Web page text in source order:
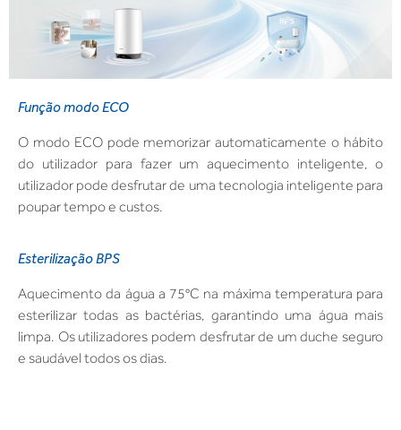
Função modo ECO
O modo ECO pode memorizar automaticamente o hábito
do utilizador para fazer um aquecimento inteligente, o
utilizador pode desfrutar de uma tecnologia inteligente para
poupar tempo e custos.
Esterilização BPS
Aquecimento da água a 75°C na máxima temperatura para
esterilizar todas as bactérias, garantindo uma água mais
limpa. Os utilizadores podem desfrutar de um duche seguro
e saudável todos os dias.